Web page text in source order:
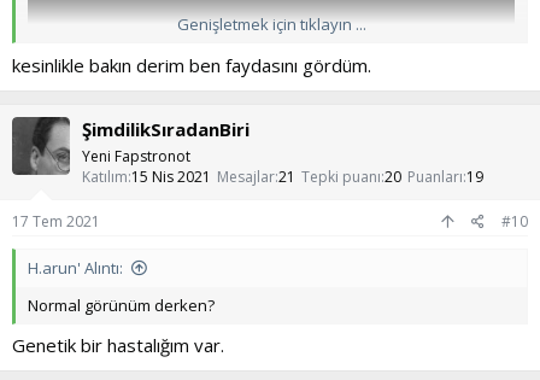
Genişletmek için tıklayın ...
kesinlikle bakın derim ben faydasını gördüm.
ŞimdilikSıradanBiri
Yeni Fapstronot
Katılım 15 Nis 2021 Mesajlar21 Tepki puanı 20 Puanları 19
17 Tem 2021 #10
H.arun' Alıntı:
Normal görünüm derken?
Genetik bir hastalığım var.